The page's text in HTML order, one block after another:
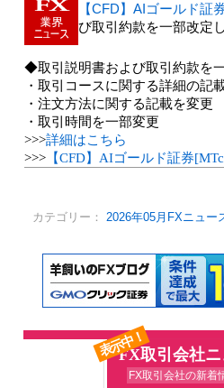
【CFD】AIゴールド証
び取引約款を一部改定
◆取引説明書および取引約款を
・取引コースに関する詳細の記
・注文方法に関する記載を変更
・取引時間を一部変更
>>>詳細はこちら
>>> 【CFD】AIゴールド証券
カテゴリー： 2026年05月FXニュー
表示中！
FX取引会社
FX取引会社の新着